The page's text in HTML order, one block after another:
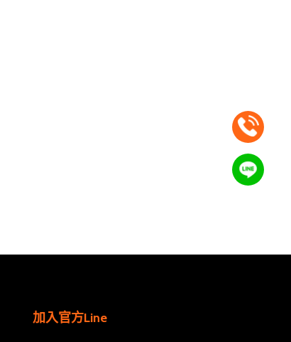
加入官方Line